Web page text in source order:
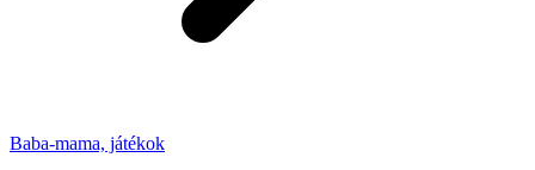
Baba-mama, játékok